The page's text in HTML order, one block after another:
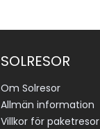
SOLRESOR
Om Solresor
Allmän information
Villkor för paketresor